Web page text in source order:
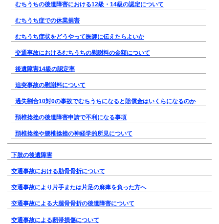
むちうちの後遺障害における12級・14級の認定について
むちうち症での休業損害
むちうち症状をどうやって医師に伝えたらよいか
交通事故におけるむちうちの慰謝料の金額について
後遺障害14級の認定率
追突事故の慰謝料について
過失割合10対0の事故でむちうちになると賠償金はいくらになるのか
頚椎捻挫の後遺障害申請で不利になる事項
頚椎捻挫や腰椎捻挫の神経学的所見について
下肢の後遺障害
交通事故における肋骨骨折について
交通事故により片手または片足の麻痺を負った方へ
交通事故による大腿骨骨折の後遺障害について
交通事故による靭帯損傷について